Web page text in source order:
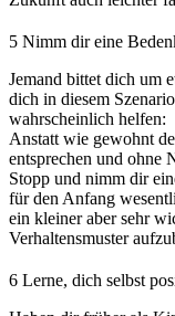
5 Nimm dir eine
Jemand bittet dich um
dich in diesem
wahrscheinlich helfen:
Anstatt wie gewohnt
entsprechen und ohne
Stopp und nimm dir
für den Anfang
ein kleiner aber sehr
Verhaltensmuster
6 Lerne, dich selbst